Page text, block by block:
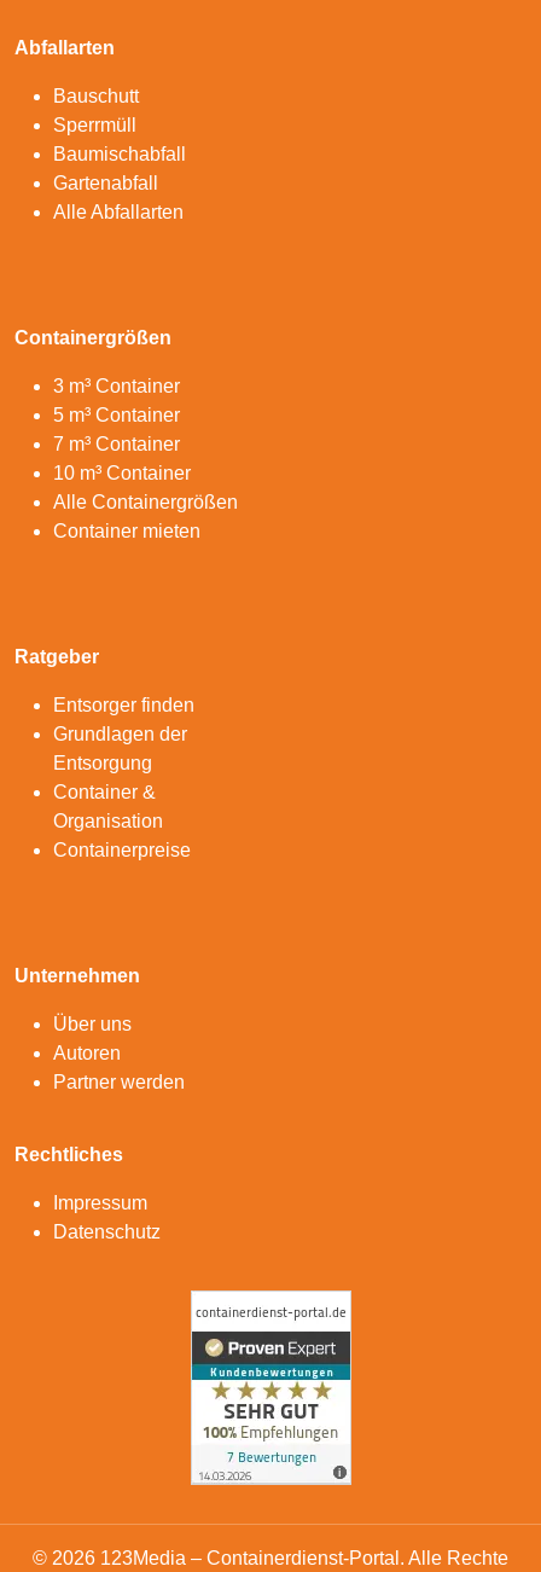
Abfallarten
Bauschutt
Sperrmüll
Baumischabfall
Gartenabfall
Alle Abfallarten
Containergrößen
3 m³ Container
5 m³ Container
7 m³ Container
10 m³ Container
Alle Containergrößen
Container mieten
Ratgeber
Entsorger finden
Grundlagen der
Entsorgung
Container &
Organisation
Containerpreise
Unternehmen
Über uns
Autoren
Partner werden
Rechtliches
Impressum
Datenschutz
© 2026 123Media – Containerdienst-Portal. Alle Rechte